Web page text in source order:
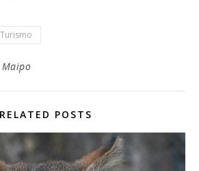
Turismo
Maipo
RELATED POSTS